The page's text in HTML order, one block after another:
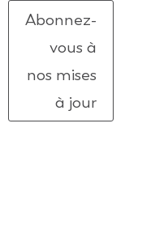
Abonnez-
vous à
nos mises
à jour